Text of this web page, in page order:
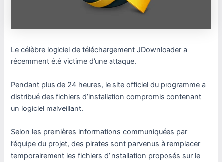
Le célèbre logiciel de téléchargement JDownloader a
récemment été victime d’une attaque.
Pendant plus de 24 heures, le site officiel du programme a
distribué des fichiers d’installation compromis contenant
un logiciel malveillant.
Selon les premières informations communiquées par
l’équipe du projet, des pirates sont parvenus à remplacer
temporairement les fichiers d’installation proposés sur le